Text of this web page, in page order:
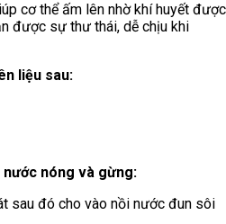
cơ thể ấm lên nhờ khí huyết được
được sự thư thái, dễ chịu khi
liệu sau:
nóng và gừng:
sau đó cho vào nồi nước đun sôi